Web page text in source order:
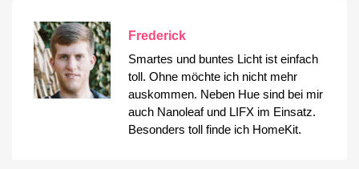
Frederick
Smartes und buntes Licht ist einfach
toll. Ohne möchte ich nicht mehr
auskommen. Neben Hue sind bei mir
auch Nanoleaf und LIFX im Einsatz.
Besonders toll finde ich HomeKit.